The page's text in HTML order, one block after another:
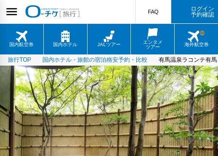
国内航空券 国内ホテル JALツアー
エンタメ
ツアー
海外航空券
FAQ
ログイン
予約確認
旅行TOP 国内ホテル・旅館の宿泊格安予約・比較 有馬温泉ラコンテ有馬